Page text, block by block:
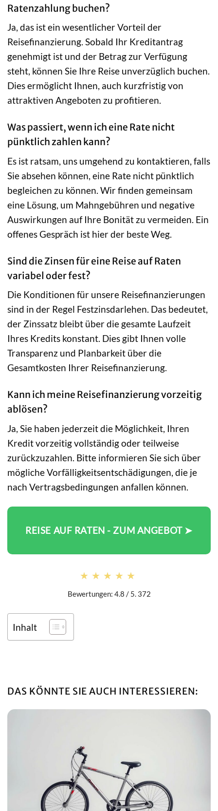
Ratenzahlung buchen?
Ja, das ist ein wesentlicher Vorteil der
Reisefinanzierung. Sobald Ihr Kreditantrag
genehmigt ist und der Betrag zur Verfügung
steht, können Sie Ihre Reise unverzüglich buchen.
Dies ermöglicht Ihnen, auch kurzfristig von
attraktiven Angeboten zu profitieren.
Was passiert, wenn ich eine Rate nicht
pünktlich zahlen kann?
Es ist ratsam, uns umgehend zu kontaktieren, falls
Sie absehen können, eine Rate nicht pünktlich
begleichen zu können. Wir finden gemeinsam
eine Lösung, um Mahngebühren und negative
Auswirkungen auf Ihre Bonität zu vermeiden. Ein
offenes Gespräch ist hier der beste Weg.
Sind die Zinsen für eine Reise auf Raten
variabel oder fest?
Die Konditionen für unsere Reisefinanzierungen
sind in der Regel Festzinsdarlehen. Das bedeutet,
der Zinssatz bleibt über die gesamte Laufzeit
Ihres Kredits konstant. Dies gibt Ihnen volle
Transparenz und Planbarkeit über die
Gesamtkosten Ihrer Reisefinanzierung.
Kann ich meine Reisefinanzierung vorzeitig
ablösen?
Ja, Sie haben jederzeit die Möglichkeit, Ihren
Kredit vorzeitig vollständig oder teilweise
zurückzuzahlen. Bitte informieren Sie sich über
mögliche Vorfälligkeitsentschädigungen, die je
nach Vertragsbedingungen anfallen können.
REISE AUF RATEN - ZUM ANGEBOT ➤
★★★★★
★★★★★
Bewertungen: 4.8 / 5. 372
Inhalt
DAS KÖNNTE SIE AUCH INTERESSIEREN: